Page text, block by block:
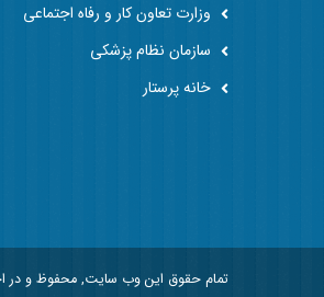
وزارت تعاون کار و رفاه اجتماعی
سازمان نظام پزشکی
خانه پرستار
تمام حقوق این وب سایت, محفوظ و در